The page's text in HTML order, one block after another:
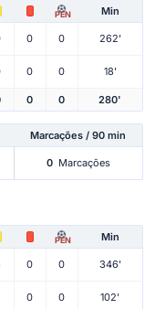
PEN Min
0 0 262'
0 0 18'
0 0 280'
Marcações / 90 min
0 Marcações
PEN Min
0 0 346'
0 0 102'